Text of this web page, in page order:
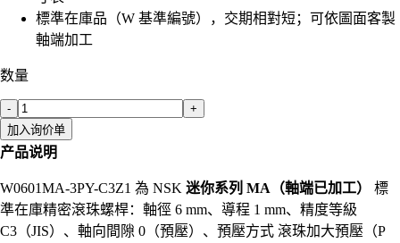
標準在庫品（W 基準編號），交期相對短；可依圖面客製
軸端加工
数量
-
+
加入询价单
产品说明
W0601MA-3PY-C3Z1 為 NSK 迷你系列 MA（軸端已加工）
標
準在庫精密滾珠螺桿：軸徑 6 mm、導程 1 mm、精度等級
C3（JIS）、軸向間隙 0（預壓）、預壓方式 滾珠加大預壓（P